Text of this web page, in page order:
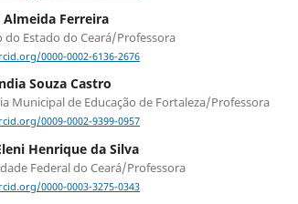
Almeida Ferreira
do Estado do Ceará/Professora
0000-0002-6136-2676
Souza Castro
Municipal de Educação de Fortaleza/Professora
0009-0002-9399-0957
Henrique da Silva
Federal do Ceará/Professora
0000-0003-3275-0343